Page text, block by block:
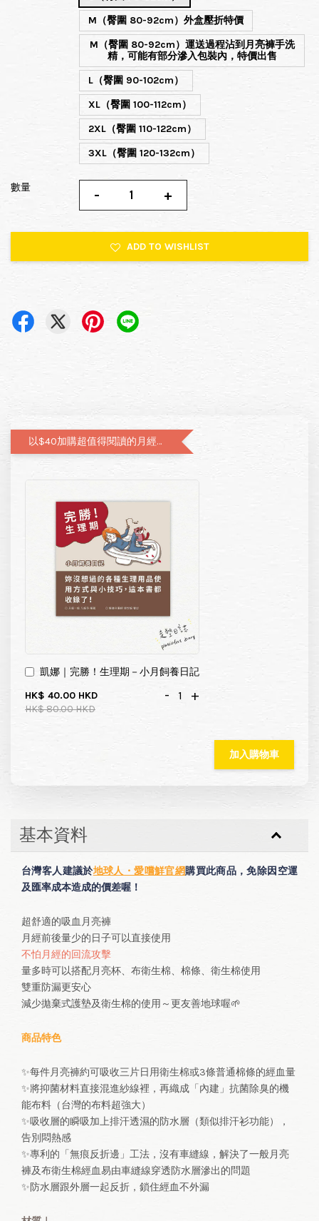
M（臀圍 80-92cm）外盒壓折特價
M（臀圍 80-92cm）運送過程沾到月亮褲手洗
精，可能有部分滲入包裝內，特價出售
L（臀圍 90-102cm）
XL（臀圍 100-112cm）
2XL（臀圍 110-122cm）
3XL（臀圍 120-132cm）
數量 - +
ADD TO WISHLIST
以$40加購超值得閱讀的月經圖文書—小月飼養日記
凱娜｜完勝！生理期－小月飼養日記
HK$ 40.00 HKD
HK$ 80.00 HKD
- +
加入購物車
基本資料
台灣客人建議於地球人・愛嚐鮮官網購買此商品，免除因空運
及匯率成本造成的價差喔！
超舒適的吸血月亮褲
月經前後量少的日子可以直接使用
不怕月經的回流攻擊
量多時可以搭配月亮杯、布衛生棉、棉條、衛生棉使用
雙重防漏更安心
減少拋棄式護墊及衛生棉的使用～更友善地球喔🌱
商品特色
✨每件月亮褲約可吸收三片日用衛生棉或3條普通棉條的經血量
✨將抑菌材料直接混進紗線裡，再織成「內建」抗菌除臭的機
能布料（台灣的布料超強大）
✨吸收層的瞬吸加上排汗透濕的防水層（類似排汗衫功能），
告別悶熱感
✨專利的「無痕反折邊」工法，沒有車縫線，解決了一般月亮
褲及布衛生棉經血易由車縫線穿透防水層滲出的問題
✨防水層跟外層一起反折，鎖住經血不外漏